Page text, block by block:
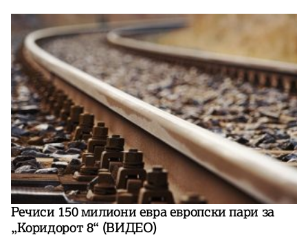
Речиси 150 милиони евра европски пари за
„Коридорот 8“ (ВИДЕО)